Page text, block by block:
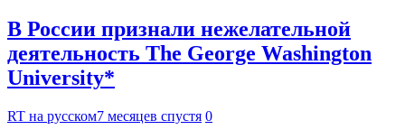
В России признали нежелательной
деятельность The George Washington
University*
RT на русском7 месяцев спустя 0